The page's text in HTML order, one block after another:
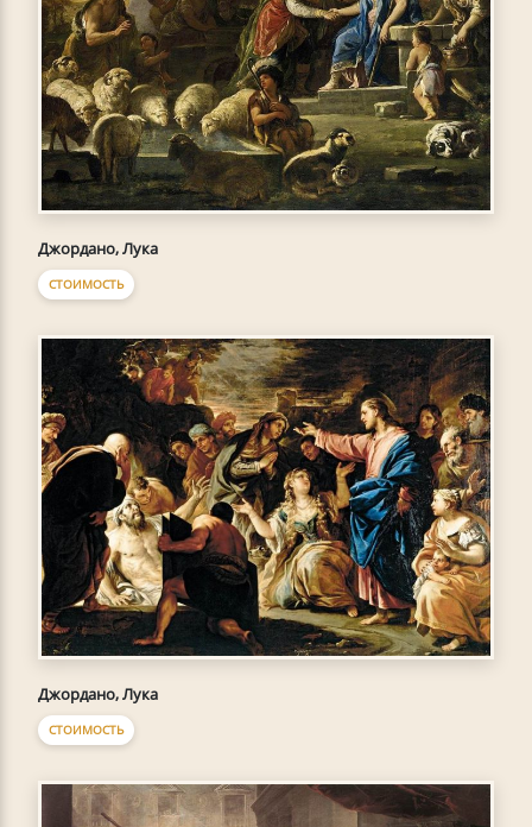
Джордано, Лука
СТОИМОСТЬ
Джордано, Лука
СТОИМОСТЬ